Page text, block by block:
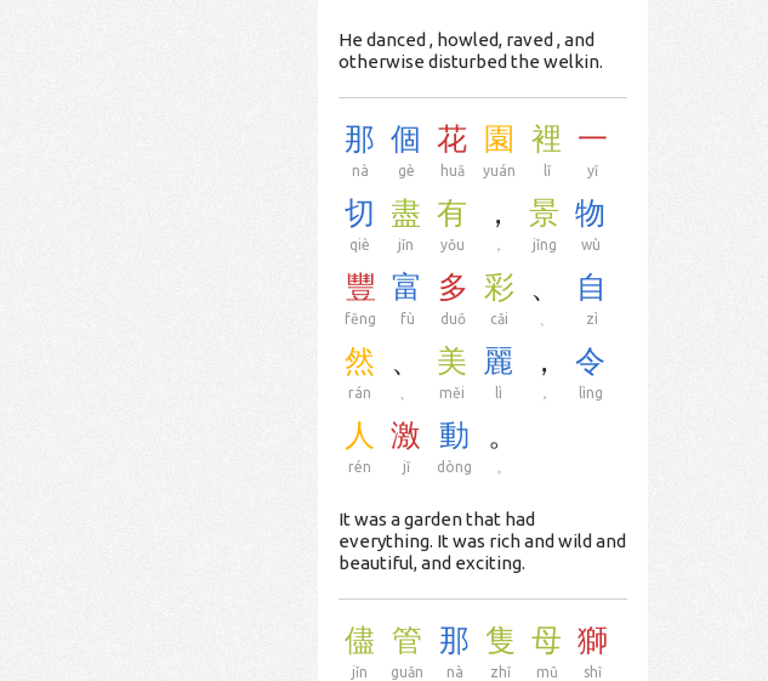
He danced , howled, raved , and
otherwise disturbed the welkin.
那
nà
個
gè
花
huā
園
yuán
裡
lǐ
一
yī
切
qiè
盡
jǐn
有
yǒu
，
，
景
jǐng
物
wù
豐
fēng
富
fù
多
duō
彩
cǎi
、 自
zì
然
rán
、 美
měi
麗
lì
，
，
令
lìng
人
rén
激
jī
動
dòng
。
It was a garden that had
everything. It was rich and wild and
beautiful, and exciting.
儘
jǐn
管
guǎn
那
nà
隻
zhǐ
母
mǔ
獅
shī